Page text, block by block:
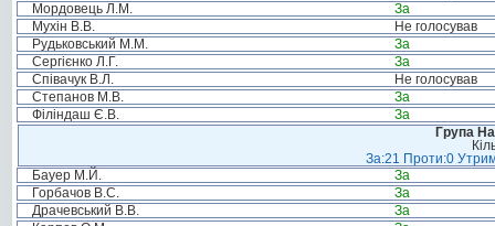
Мордовець Л.М.
За
Мухін В.В.
Не голосував
Рудьковський М.М.
За
Сергієнко Л.Г.
За
Співачук В.Л.
Не голосував
Степанов М.В.
За
Філіндаш Є.В.
За
Група
За:21 Проти:0
Бауер М.Й.
За
Горбачов В.С.
За
Драчевський В.В.
За